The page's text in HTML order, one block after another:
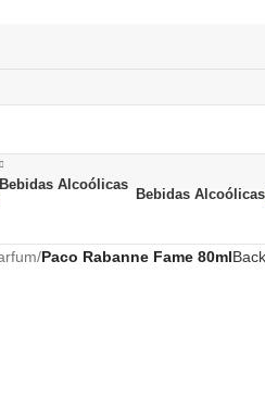
Bebidas Alcoólicas
/Paco Rabanne Fame 80ml